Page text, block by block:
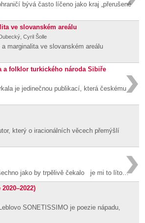
bývá často líčeno jako kraj „přerušené
ve slovanském areálu
Cyril Šolle
a marginalita ve slovanském areálu
a folklor turkického národa Sibiře
je jedinečnou publikací, která českému
který o iracionálních věcech přemýšlí
jako by trpělivě čekalo je mi to líto…
SONETISSIMO je poezie nápadu,